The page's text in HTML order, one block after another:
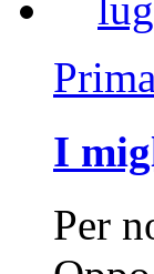
I
Per